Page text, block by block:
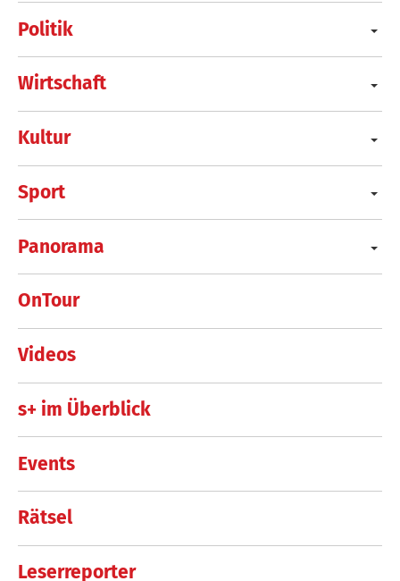
Politik
Wirtschaft
Kultur
Sport
Panorama
OnTour
Videos
s+ im Überblick
Events
Rätsel
Leserreporter